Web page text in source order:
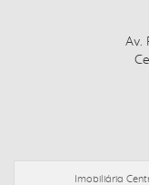
Av.
Imobiliária